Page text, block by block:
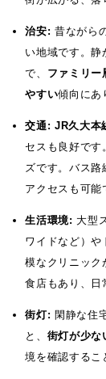
治安: 昔ながら
い地域です。静
で、 ファミリー
やすい傾向にあ
交通: JR久大本
セスも良好です
ズです。バス路
アクセスも可能
生活環境: 大型
ワイドなど）や
模なクリニック
食店もあり、日
街灯: 閑静な住
と、 街灯が少な
境を確認するこ